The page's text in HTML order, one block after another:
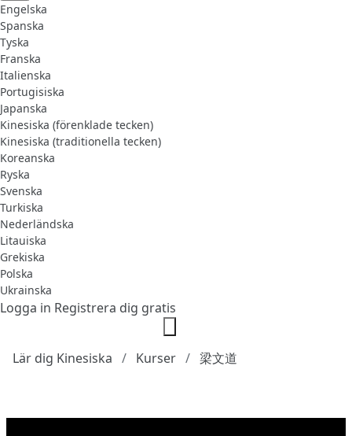
Engelska
Spanska
Tyska
Franska
Italienska
Portugisiska
Japanska
Kinesiska (förenklade tecken)
Kinesiska (traditionella tecken)
Koreanska
Ryska
Svenska
Turkiska
Nederländska
Litauiska
Grekiska
Polska
Ukrainska
Logga in Registrera dig gratis
Lär dig Kinesiska Kurser 梁文道